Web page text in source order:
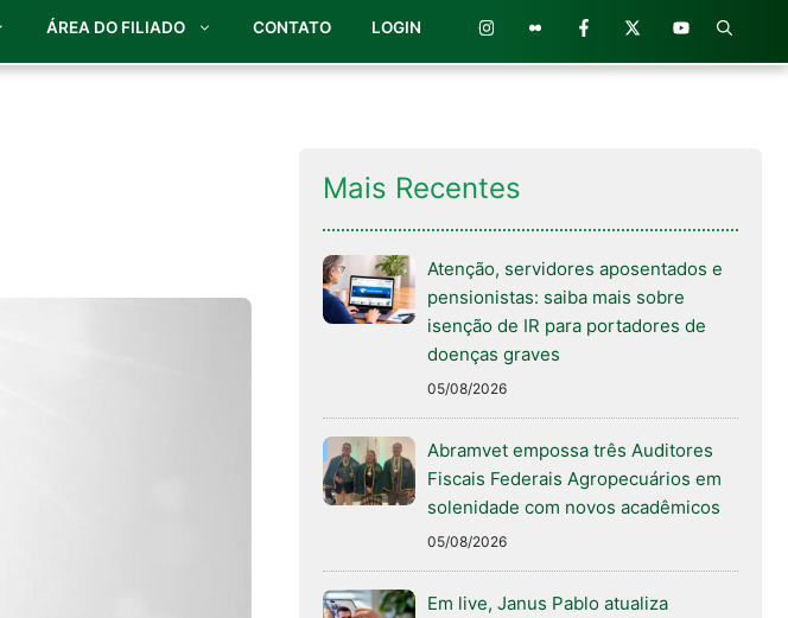
ÁREA DO FILIADO CONTATO LOGIN
Mais Recentes
Atenção, servidores aposentados e
pensionistas: saiba mais sobre
isenção de IR para portadores de
doenças graves
05/08/2026
Abramvet empossa três Auditores
Fiscais Federais Agropecuários em
solenidade com novos acadêmicos
05/08/2026
Em live, Janus Pablo atualiza